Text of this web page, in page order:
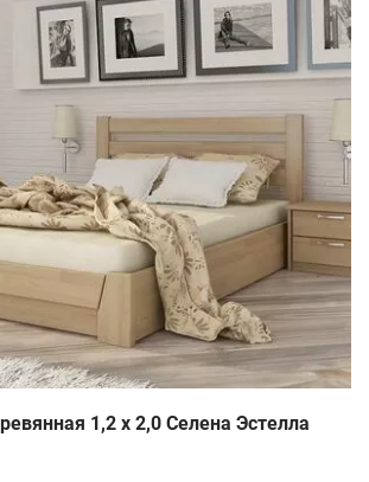
1,2 х 2,0 Селена Эстелла